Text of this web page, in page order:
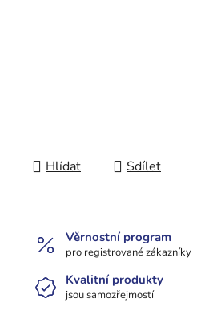
Hlídat Sdílet
Věrnostní program
pro registrované zákazníky
Kvalitní produkty
jsou samozřejmostí